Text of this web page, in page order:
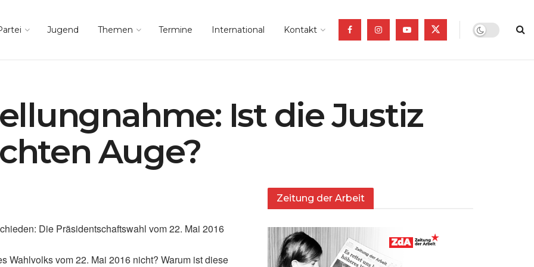
Jugend Themen Termine International Kontakt
Ist die Justiz
Auge?
Die Präsidentschaftswahl vom 22. Mai 2016
Wahlvolks vom 22. Mai 2016 nicht? Warum ist diese
Zeitung der Arbeit